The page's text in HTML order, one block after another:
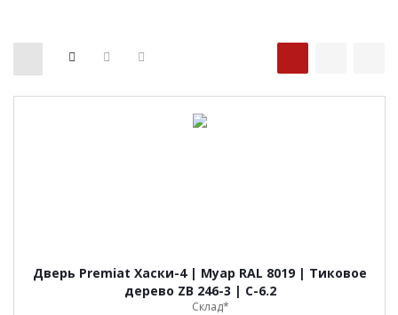
Дверь Premiat Хаски-4 | Муар RAL 8019 | Тиковое
дерево ZB 246-3 | C-6.2
Склад*